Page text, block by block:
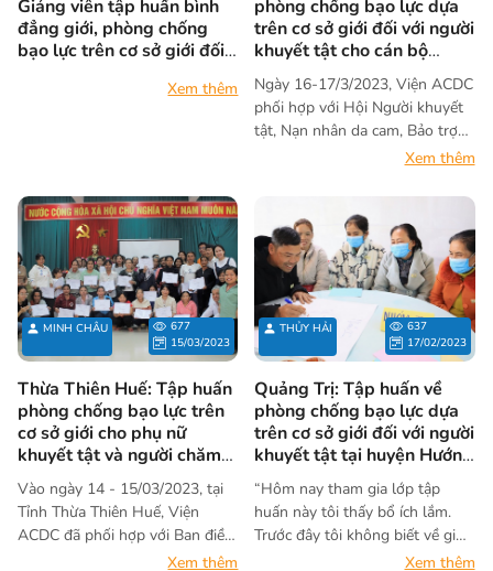
Giảng viên tập huấn bình
đẳng giới, phòng chống
bạo lực trên cơ sở giới đối
Xem thêm
phòng chống bạo lực dựa
trên cơ sở giới đối với người
khuyết tật cho cán bộ
ngành y tế và trợ giúp
pháp lý
Ngày 16-17/3/2023, Viện ACDC
phối hợp với Hội Người khuyết
tật, Nạn nhân da cam, Bảo trợ
người khuyết tật và bảo vệ
chức tập huấn về phòng chống
bạo lực dựa trên cơ sở giới đối
với người khuyết tật. Khóa tập
huấn đã thu hút 41 cán bộ y tế,
tư pháp, cán bộ Hội người
khuyết tật và Hội phụ nữ đang
làm việc tại các xã trên địa bàn
huyện Hướng Hóa, Đakrông và
Hải Lăng. Tập huấn nhằm giúp
người tham gia nắm được kiến
thức về bạo lực dựa trên cơ sở
giới đối với phụ nữ khuyết tật,
đồng thời nâng cao khả năng
phát hiện, sàng lọc và quản lý
các trường hợp có nguy cơ hoặc
bị bạo lực dựa trên cơ sở giới.
Xem thêm
MINH CHÂU
677
15/03/2023
Thừa Thiên Huế: Tập huấn
phòng chống bạo lực trên
cơ sở giới cho phụ nữ
khuyết tật và người chăm
sóc
Vào ngày 14 - 15/03/2023, tại
Tỉnh Thừa Thiên Huế, Viện
ACDC đã phối hợp với Ban điều
phối dự án và các cơ quan liên
Xem thêm
THỦY HẢI
637
17/02/2023
Quảng Trị: Tập huấn về
phòng chống bạo lực dựa
trên cơ sở giới đối với người
khuyết tật tại huyện Hướng
Hóa và Đakrông
“Hôm nay tham gia lớp tập
huấn này tôi thấy bổ ích lắm.
Trước đây tôi không biết về giới,
càng không thể phân biệt giới
Xem thêm